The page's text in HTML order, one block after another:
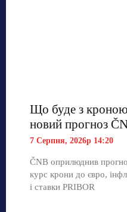
Що буде з кроною
новий прогноз
7 Серпня, 2026р 14:20
ČNB оприлюднив
курс крони до євро,
і ставки PRIBOR